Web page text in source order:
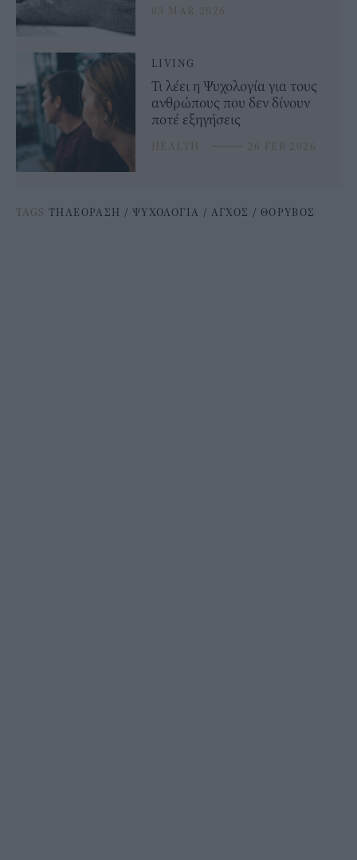
03 MAR 2026
LIVING
Τι λέει η Ψυχολογία για τους
ανθρώπους που δεν δίνουν
ποτέ εξηγήσεις
HEALTH ⸻ 26 FEB 2026
TAGS ΤΗΛΕΟΡΑΣΗ / ΨΥΧΟΛΟΓΙΑ / ΑΓΧΟΣ / ΘΟΡΥΒΟΣ